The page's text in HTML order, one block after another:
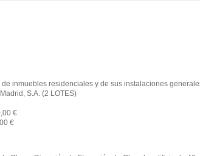
inmuebles residenciales y de sus instalaciones
S.A. (2 LOTES)
€
€